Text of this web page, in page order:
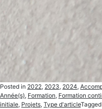
Posted in 2022, 2023, 2024,
Année(s), Formation, Formation
initiale, Projets, Type d'articleTagged